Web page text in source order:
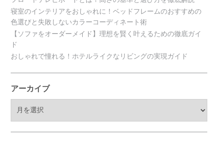
寝室のインテリアをおしゃれに！ベッドフレームのおすすめの
色選びと失敗しないカラーコーディネート術
【ソファをオーダーメイド】理想を賢く叶えるための徹底ガイ
ド
おしゃれで憧れる！ホテルライクなリビングの実現ガイド
アーカイブ